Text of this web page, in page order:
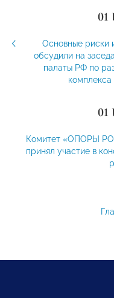
01
Основные риски
обсудили на
палаты РФ по
01
Комитет «ОПОРЫ
принял участие в